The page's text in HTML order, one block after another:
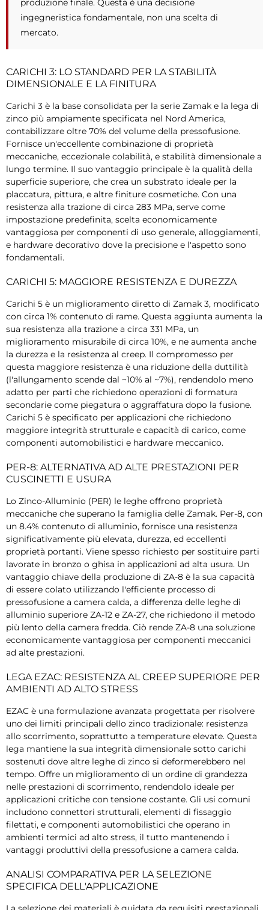
produzione finale. Questa è una decisione
ingegneristica fondamentale, non una scelta di
mercato.
CARICHI 3: LO STANDARD PER LA STABILITÀ
DIMENSIONALE E LA FINITURA
Carichi 3 è la base consolidata per la serie Zamak e la lega di
zinco più ampiamente specificata nel Nord America,
contabilizzare oltre 70% del volume della pressofusione.
Fornisce un'eccellente combinazione di proprietà
meccaniche, eccezionale colabilità, e stabilità dimensionale a
lungo termine. Il suo vantaggio principale è la qualità della
superficie superiore, che crea un substrato ideale per la
placcatura, pittura, e altre finiture cosmetiche. Con una
resistenza alla trazione di circa 283 MPa, serve come
impostazione predefinita, scelta economicamente
vantaggiosa per componenti di uso generale, alloggiamenti,
e hardware decorativo dove la precisione e l'aspetto sono
fondamentali.
CARICHI 5: MAGGIORE RESISTENZA E DUREZZA
Carichi 5 è un miglioramento diretto di Zamak 3, modificato
con circa 1% contenuto di rame. Questa aggiunta aumenta la
sua resistenza alla trazione a circa 331 MPa, un
miglioramento misurabile di circa 10%, e ne aumenta anche
la durezza e la resistenza al creep. Il compromesso per
questa maggiore resistenza è una riduzione della duttilità
(l'allungamento scende dal ~10% al ~7%), rendendolo meno
adatto per parti che richiedono operazioni di formatura
secondarie come piegatura o aggraffatura dopo la fusione.
Carichi 5 è specificato per applicazioni che richiedono
maggiore integrità strutturale e capacità di carico, come
componenti automobilistici e hardware meccanico.
PER-8: ALTERNATIVA AD ALTE PRESTAZIONI PER
CUSCINETTI E USURA
Lo Zinco-Alluminio (PER) le leghe offrono proprietà
meccaniche che superano la famiglia delle Zamak. Per-8, con
un 8.4% contenuto di alluminio, fornisce una resistenza
significativamente più elevata, durezza, ed eccellenti
proprietà portanti. Viene spesso richiesto per sostituire parti
lavorate in bronzo o ghisa in applicazioni ad alta usura. Un
vantaggio chiave della produzione di ZA-8 è la sua capacità
di essere colato utilizzando l'efficiente processo di
pressofusione a camera calda, a differenza delle leghe di
alluminio superiore ZA-12 e ZA-27, che richiedono il metodo
più lento della camera fredda. Ciò rende ZA-8 una soluzione
economicamente vantaggiosa per componenti meccanici
ad alte prestazioni.
LEGA EZAC: RESISTENZA AL CREEP SUPERIORE PER
AMBIENTI AD ALTO STRESS
EZAC è una formulazione avanzata progettata per risolvere
uno dei limiti principali dello zinco tradizionale: resistenza
allo scorrimento, soprattutto a temperature elevate. Questa
lega mantiene la sua integrità dimensionale sotto carichi
sostenuti dove altre leghe di zinco si deformerebbero nel
tempo. Offre un miglioramento di un ordine di grandezza
nelle prestazioni di scorrimento, rendendolo ideale per
applicazioni critiche con tensione costante. Gli usi comuni
includono connettori strutturali, elementi di fissaggio
filettati, e componenti automobilistici che operano in
ambienti termici ad alto stress, il tutto mantenendo i
vantaggi produttivi della pressofusione a camera calda.
ANALISI COMPARATIVA PER LA SELEZIONE
SPECIFICA DELL'APPLICAZIONE